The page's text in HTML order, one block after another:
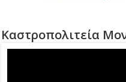
Καστροπολιτεία